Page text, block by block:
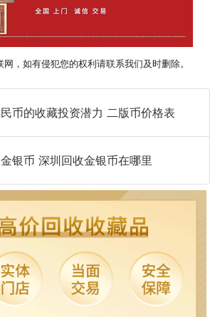
，如有侵犯您的权利请联系我们及时删除。
币的收藏投资潜力 二版币价格表
银币 深圳回收金银币在哪里